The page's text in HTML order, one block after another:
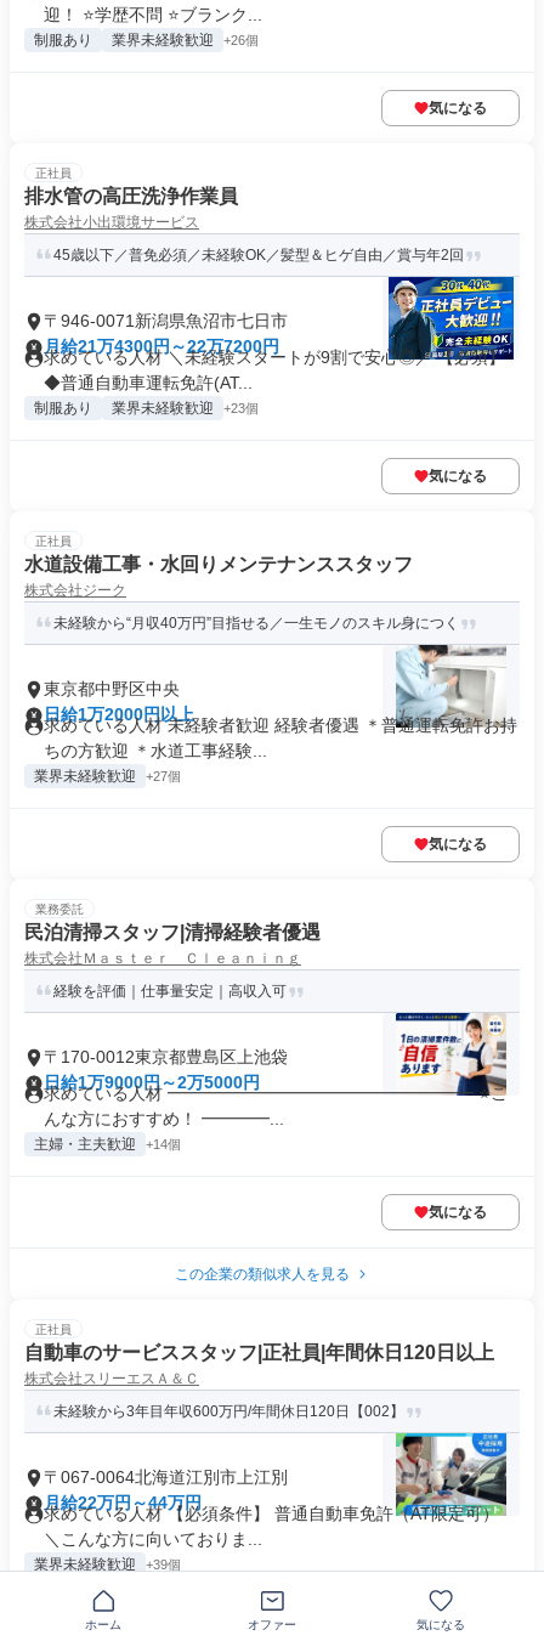
迎！ ⭐学歴不問 ⭐ブランク...
制服あり 業界未経験歓迎 +26個
気になる
正社員
排水管の高圧洗浄作業員
株式会社小出環境サービス
45歳以下／普免必須／未経験OK／髪型＆ヒゲ自由／賞与年2回
〒946-0071新潟県魚沼市七日市
月給21万4300円～22万7200円
求めている人材 ＼未経験スタートが9割で安心◎／ 【必須】
◆普通自動車運転免許(AT...
制服あり 業界未経験歓迎 +23個
気になる
正社員
水道設備工事・水回りメンテナンススタッフ
株式会社ジーク
未経験から“月収40万円”目指せる／一生モノのスキル身につく
東京都中野区中央
日給1万2000円以上
求めている人材 未経験者歓迎 経験者優遇 ＊普通運転免許お持
ちの方歓迎 ＊水道工事経験...
業界未経験歓迎 +27個
気になる
業務委託
民泊清掃スタッフ|清掃経験者優遇
株式会社Ｍａｓｔｅｒ Ｃｌｅａｎｉｎｇ
経験を評価｜仕事量安定｜高収入可
〒170-0012東京都豊島区上池袋
日給1万9000円～2万5000円
求めている人材 ━━━━━━━━━━━━━━━━━━ ⭐こ
んな方におすすめ！ ━━━━...
主婦・主夫歓迎 +14個
気になる
この企業の類似求人を見る
正社員
自動車のサービススタッフ|正社員|年間休日120日以上
株式会社スリーエスＡ＆Ｃ
未経験から3年目年収600万円/年間休日120日【002】
〒067-0064北海道江別市上江別
月給22万円～44万円
求めている人材 【必須条件】 普通自動車免許（AT限定可）
＼こんな方に向いておりま...
業界未経験歓迎 +39個
気になる
ホーム オファー 気になる